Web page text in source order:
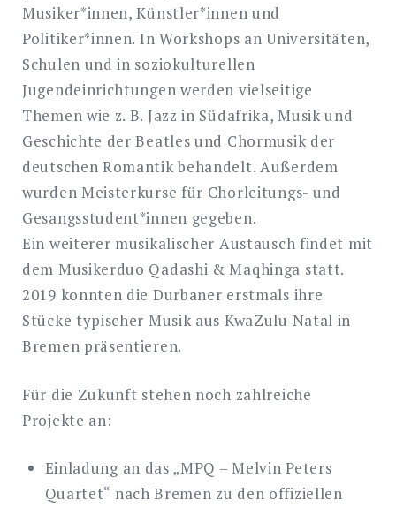
Musiker*innen, Künstler*innen und
Politiker*innen. In Workshops an Universitäten,
Schulen und in soziokulturellen
Jugendeinrichtungen werden vielseitige
Themen wie z. B. Jazz in Südafrika, Musik und
Geschichte der Beatles und Chormusik der
deutschen Romantik behandelt. Außerdem
wurden Meisterkurse für Chorleitungs- und
Gesangsstudent*innen gegeben.
Ein weiterer musikalischer Austausch findet mit
dem Musikerduo Qadashi & Maqhinga statt.
2019 konnten die Durbaner erstmals ihre
Stücke typischer Musik aus KwaZulu Natal in
Bremen präsentieren.
Für die Zukunft stehen noch zahlreiche
Projekte an:
Einladung an das „MPQ – Melvin Peters
Quartet“ nach Bremen zu den offiziellen